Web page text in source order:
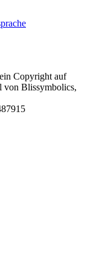
Copyright auf
von Blissymbolics,